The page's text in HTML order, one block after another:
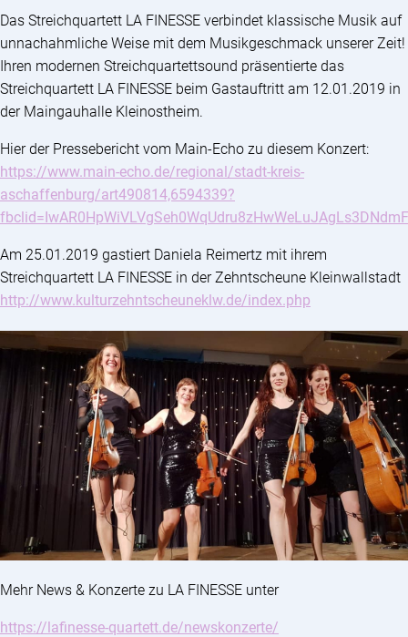
Das Streichquartett LA FINESSE verbindet klassische Musik auf
unnachahmliche Weise mit dem Musikgeschmack unserer Zeit!
Ihren modernen Streichquartettsound präsentierte das
Streichquartett LA FINESSE beim Gastauftritt am 12.01.2019 in
der Maingauhalle Kleinostheim.
Hier der Pressebericht vom Main-Echo zu diesem Konzert:
https://www.main-echo.de/regional/stadt-kreis-
aschaffenburg/art490814,6594339?
Am 25.01.2019 gastiert Daniela Reimertz mit ihrem
Streichquartett LA FINESSE in der Zehntscheune Kleinwallstadt
http://www.kulturzehntscheuneklw.de/index.php
Mehr News & Konzerte zu LA FINESSE unter
https://lafinesse-quartett.de/newskonzerte/